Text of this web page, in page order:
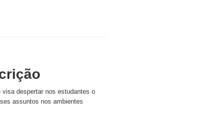
visa despertar nos estudantes o
assuntos nos ambientes